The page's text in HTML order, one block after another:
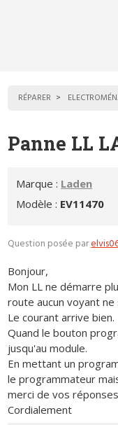
RÉPARER
Panne LL
Marque : Laden
Modèle : EV11470
Question posée par
Bonjour,
Mon LL ne démarre
route aucun voyant ne
Le courant arrive bien.
Quand le bouton
jusqu'au module.
En mettant un
le programmateur
merci de vos
Cordialement